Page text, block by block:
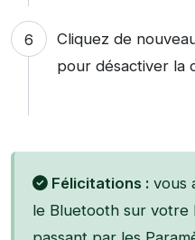
Cliquez de
pour désactiver la
Félicitations : vous
le Bluetooth sur votre